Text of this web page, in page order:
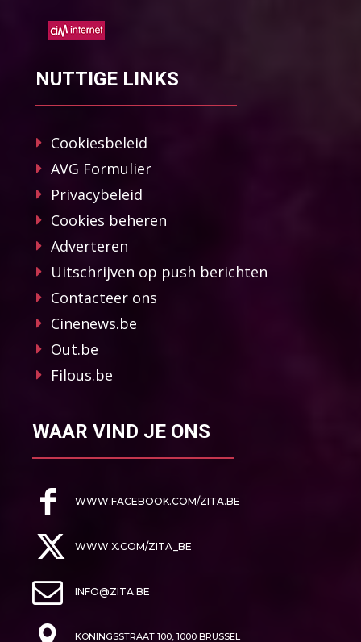
NUTTIGE LINKS
Cookiesbeleid
AVG Formulier
Privacybeleid
Cookies beheren
Adverteren
Uitschrijven op push berichten
Contacteer ons
Cinenews.be
Out.be
Filous.be
WAAR VIND JE ONS
WWW.FACEBOOK.COM/ZITA.BE
WWW.X.COM/ZITA_BE
INFO@ZITA.BE
KONINGSSTRAAT 100, 1000 BRUSSEL